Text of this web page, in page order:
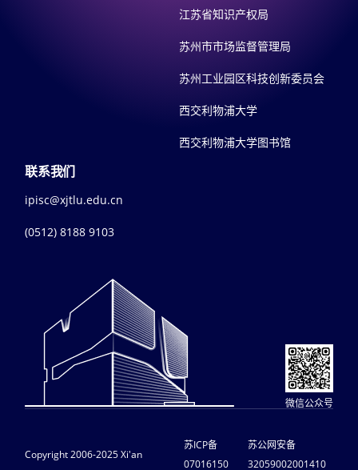
微信公众号
江苏省知识产权局
苏州市市场监督管理局
苏州工业园区科技创新委员会
西交利物浦大学
西交利物浦大学图书馆
联系我们
ipisc@xjtlu.edu.cn
(0512) 8188 9103
Copyright 2006-2025 Xi'an
苏ICP备
07016150
苏公网安备
32059002001410